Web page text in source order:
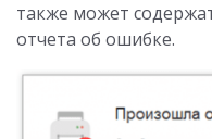
также может
отчета об ошибке.